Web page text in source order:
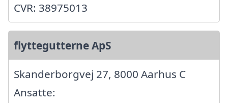
CVR: 38975013
flyttegutterne ApS
Skanderborgvej 27, 8000 Aarhus C
Ansatte: